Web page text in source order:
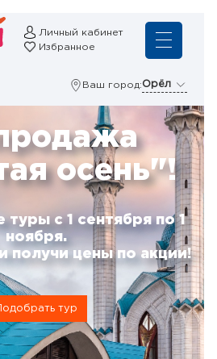
Личный кабинет
Избранное
Ваш город:Орёл
осень"!
туры с 1 сентября по 1
ноября.
получи цены по акции!
Подобрать тур